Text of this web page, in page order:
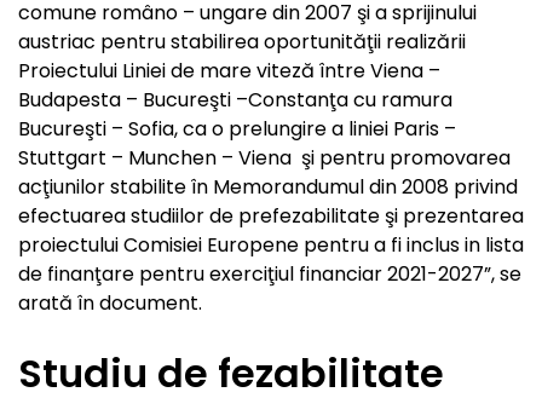
comune româno – ungare din 2007 şi a sprijinului
austriac pentru stabilirea oportunităţii realizării
Proiectului Liniei de mare viteză între Viena –
Budapesta – Bucureşti –Constanţa cu ramura
Bucureşti – Sofia, ca o prelungire a liniei Paris –
Stuttgart – Munchen – Viena şi pentru promovarea
acţiunilor stabilite în Memorandumul din 2008 privind
efectuarea studiilor de prefezabilitate şi prezentarea
proiectului Comisiei Europene pentru a fi inclus in lista
de finanţare pentru exerciţiul financiar 2021-2027”, se
arată în document.
Studiu de fezabilitate